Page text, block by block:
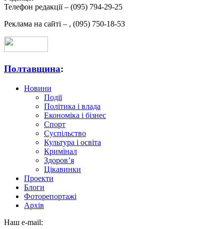
Телефон редакції – (095) 794-29-25
Реклама на сайті – , (095) 750-18-53
Полтавщина:
Новини
Події
Політика і влада
Економіка і бізнес
Спорт
Суспільство
Культура і освіта
Кримінал
Здоров’я
Цікавинки
Проекти
Блоги
Фоторепортажі
Архів
Наш e-mail: